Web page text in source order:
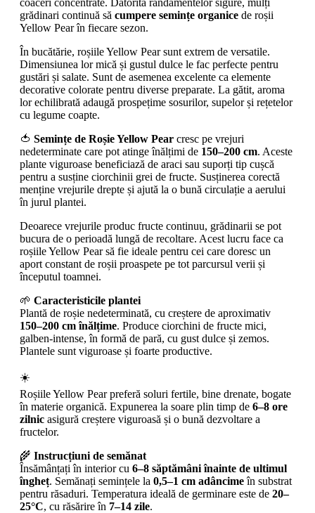
grădinari continuă să cumpere semințe organice de roșii
Yellow Pear în fiecare sezon.
În bucătărie, roșiile Yellow Pear sunt extrem de versatile.
Dimensiunea lor mică și gustul dulce le fac perfecte pentru
gustări și salate. Sunt de asemenea excelente ca elemente
decorative colorate pentru diverse preparate. La gătit, aroma
lor echilibrată adaugă prospețime sosurilor, supelor și rețetelor
cu legume coapte.
🍅 Semințe de Roșie Yellow Pear cresc pe vrejuri
nedeterminate care pot atinge înălțimi de 150–200 cm. Aceste
plante viguroase beneficiază de araci sau suporți tip cușcă
pentru a susține ciorchinii grei de fructe. Susținerea corectă
menține vrejurile drepte și ajută la o bună circulație a aerului
în jurul plantei.
Deoarece vrejurile produc fructe continuu, grădinarii se pot
bucura de o perioadă lungă de recoltare. Acest lucru face ca
roșiile Yellow Pear să fie ideale pentru cei care doresc un
aport constant de roșii proaspete pe tot parcursul verii și
începutul toamnei.
🌱 Caracteristicile plantei
Plantă de roșie nedeterminată, cu creștere de aproximativ
150–200 cm înălțime. Produce ciorchini de fructe mici,
galben-intense, în formă de pară, cu gust dulce și zemos.
Plantele sunt viguroase și foarte productive.
☀️
Roșiile Yellow Pear preferă soluri fertile, bine drenate, bogate
în materie organică. Expunerea la soare plin timp de 6–8 ore
zilnic asigură creștere viguroasă și o bună dezvoltare a
fructelor.
🌾 Instrucțiuni de semănat
Însămânțați în interior cu 6–8 săptămâni înainte de ultimul
îngheț. Semănați semințele la 0,5–1 cm adâncimeîn substrat
pentru răsaduri. Temperatura ideală de germinare este de 20–
25°C, cu răsărire în 7–14 zile.